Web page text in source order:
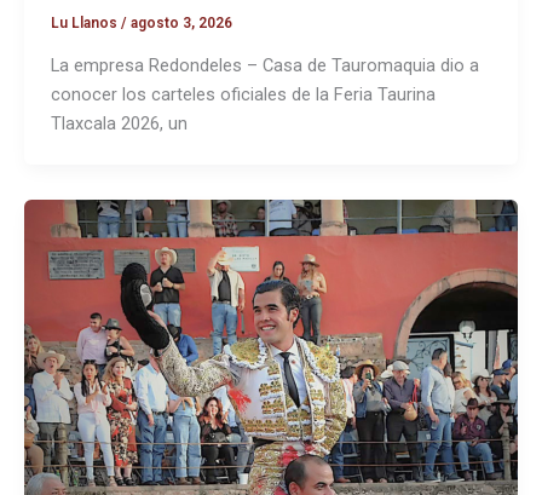
Lu Llanos / agosto 3, 2026
La empresa Redondeles – Casa de Tauromaquia dio a
conocer los carteles oficiales de la Feria Taurina
Tlaxcala 2026, un